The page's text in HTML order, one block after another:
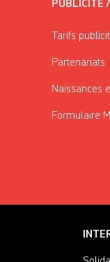
PUBLICITÉ
Tarifs
Partenariats
Naissances
Formulaire